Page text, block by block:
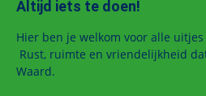
Altijd iets te doen!
Hier ben je welkom voor alle
Rust, ruimte en vriendelijkheid
Waard.